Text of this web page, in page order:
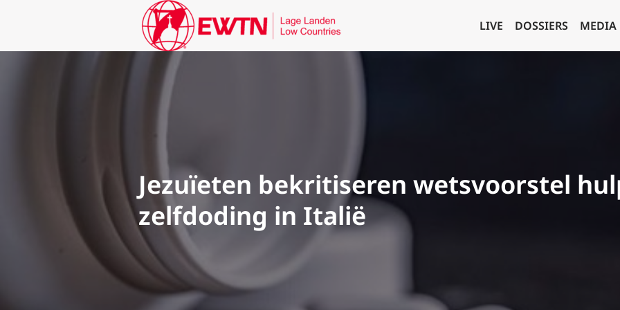
LIVE DOSSIERS MEDIA
Jezuïeten bekritiseren wetsvoorstel
zelfdoding in Italië